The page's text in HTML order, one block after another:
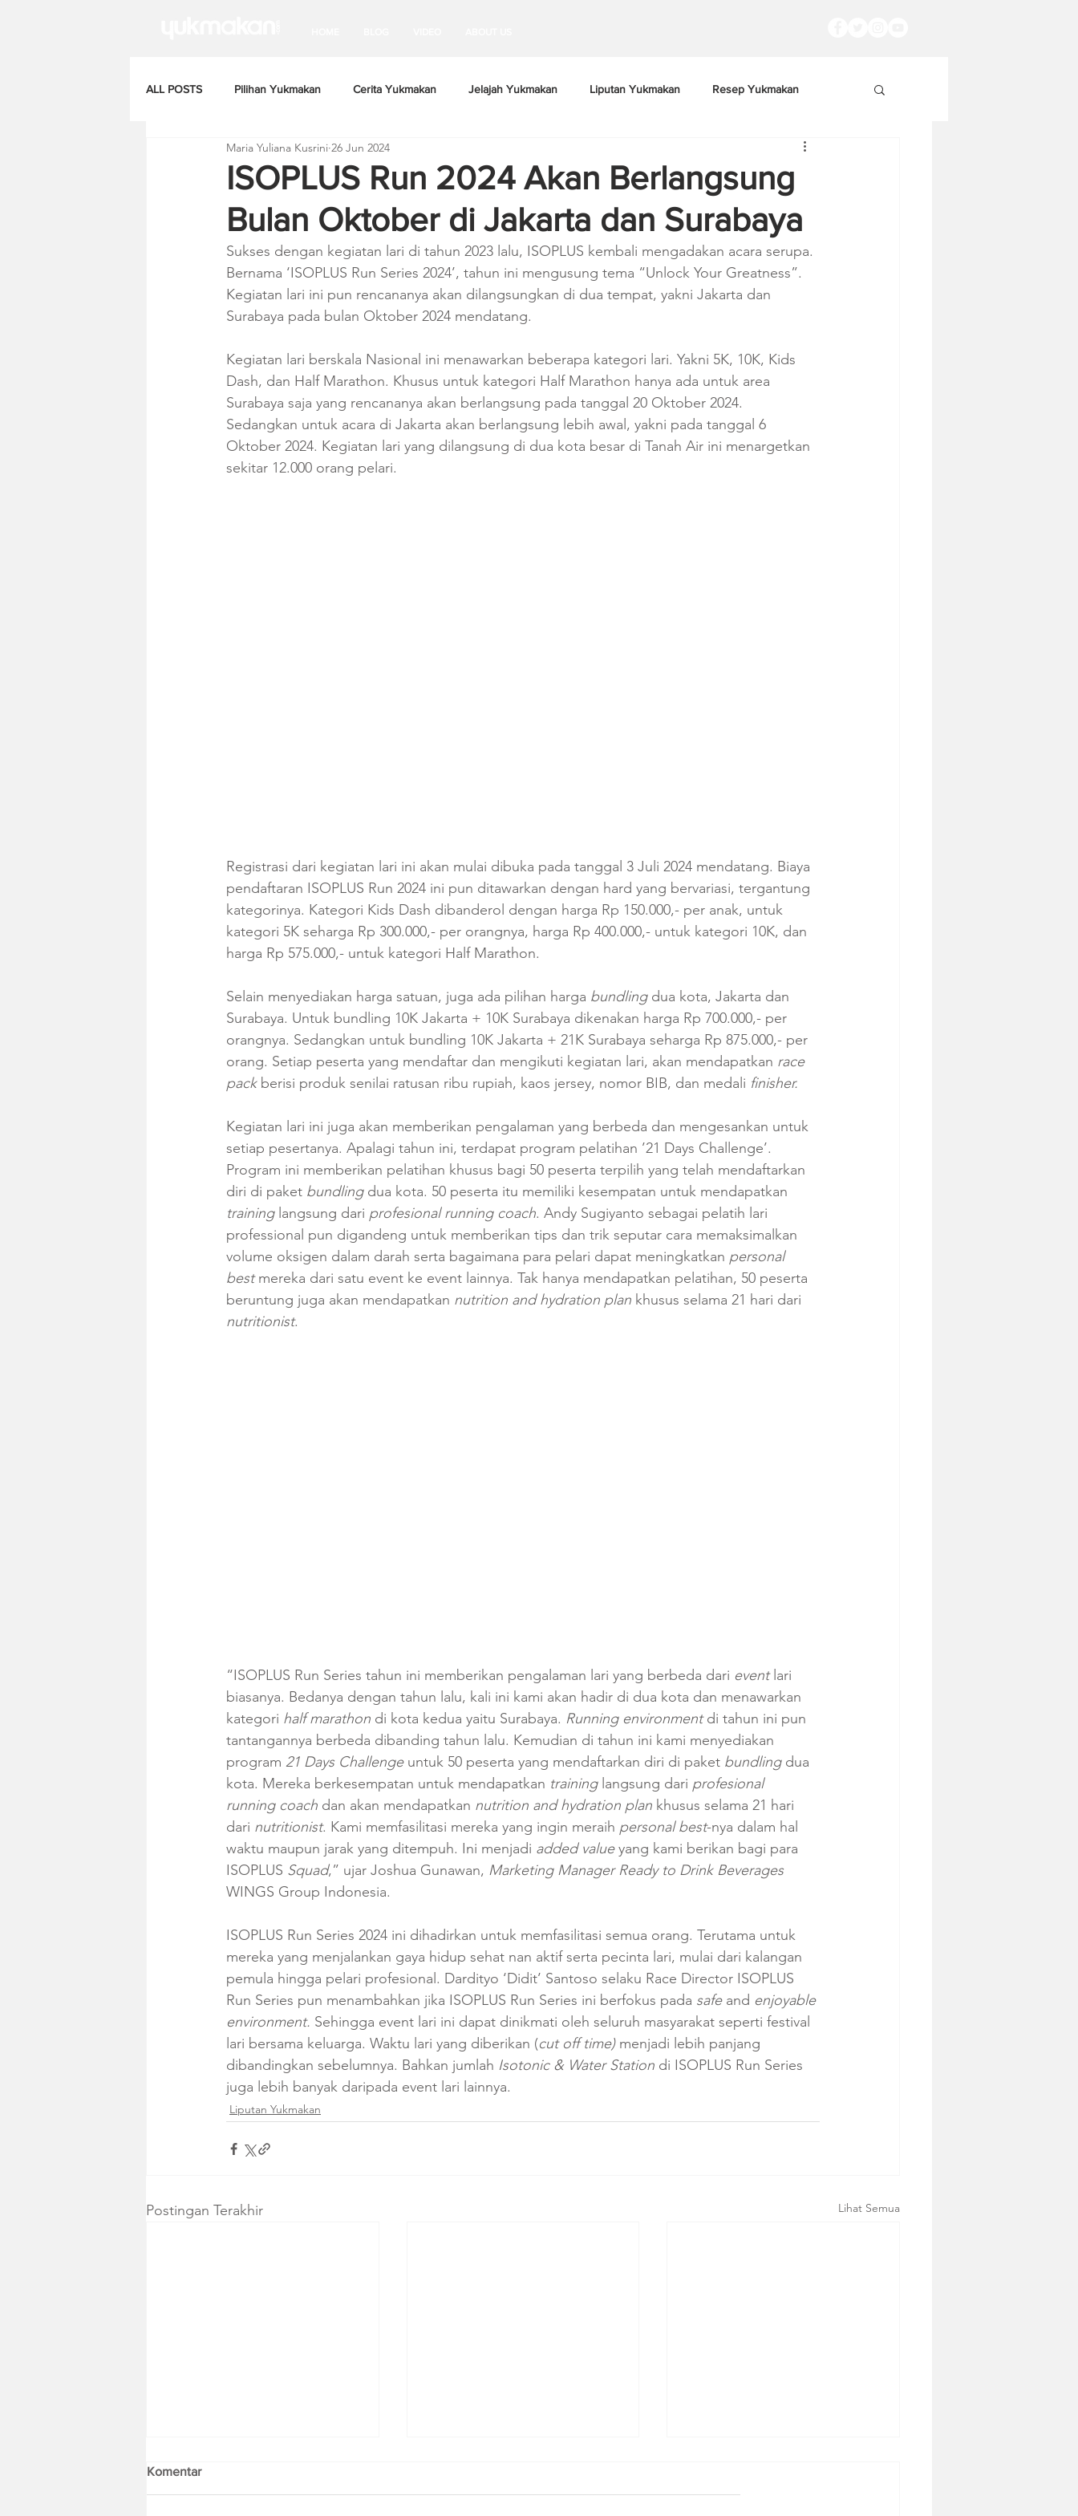
ALL POSTS Pilihan Yukmakan Cerita Yukmakan Jelajah Yukmakan Liputan Yukmakan Resep Yukmakan
ISOPLUS Run 2024 Akan Berlangsung
Bulan Oktober di Jakarta dan Surabaya
Maria Yuliana Kusrini 26 Jun 2024
Sukses dengan kegiatan lari di tahun 2023 lalu, ISOPLUS kembali mengadakan acara serupa.
Bernama ‘ISOPLUS Run Series 2024’, tahun ini mengusung tema “Unlock Your Greatness”.
Kegiatan lari ini pun rencananya akan dilangsungkan di dua tempat, yakni Jakarta dan
Surabaya pada bulan Oktober 2024 mendatang.
Kegiatan lari berskala Nasional ini menawarkan beberapa kategori lari. Yakni 5K, 10K, Kids
Dash, dan Half Marathon. Khusus untuk kategori Half Marathon hanya ada untuk area
Surabaya saja yang rencananya akan berlangsung pada tanggal 20 Oktober 2024.
Sedangkan untuk acara di Jakarta akan berlangsung lebih awal, yakni pada tanggal 6
Oktober 2024. Kegiatan lari yang dilangsung di dua kota besar di Tanah Air ini menargetkan
sekitar 12.000 orang pelari.
Registrasi dari kegiatan lari ini akan mulai dibuka pada tanggal 3 Juli 2024 mendatang. Biaya
pendaftaran ISOPLUS Run 2024 ini pun ditawarkan dengan hard yang bervariasi, tergantung
kategorinya. Kategori Kids Dash dibanderol dengan harga Rp 150.000,- per anak, untuk
kategori 5K seharga Rp 300.000,- per orangnya, harga Rp 400.000,- untuk kategori 10K, dan
harga Rp 575.000,- untuk kategori Half Marathon.
Selain menyediakan harga satuan, juga ada pilihan harga bundling dua kota, Jakarta dan
Surabaya. Untuk bundling 10K Jakarta + 10K Surabaya dikenakan harga Rp 700.000,- per
orangnya. Sedangkan untuk bundling 10K Jakarta + 21K Surabaya seharga Rp 875.000,- per
orang. Setiap peserta yang mendaftar dan mengikuti kegiatan lari, akan mendapatkan race
pack berisi produk senilai ratusan ribu rupiah, kaos jersey, nomor BIB, dan medali finisher.
Kegiatan lari ini juga akan memberikan pengalaman yang berbeda dan mengesankan untuk
setiap pesertanya. Apalagi tahun ini, terdapat program pelatihan ’21 Days Challenge’.
Program ini memberikan pelatihan khusus bagi 50 peserta terpilih yang telah mendaftarkan
diri di paket bundling dua kota. 50 peserta itu memiliki kesempatan untuk mendapatkan
training langsung dari profesional running coach. Andy Sugiyanto sebagai pelatih lari
professional pun digandeng untuk memberikan tips dan trik seputar cara memaksimalkan
volume oksigen dalam darah serta bagaimana para pelari dapat meningkatkan personal
best mereka dari satu event ke event lainnya. Tak hanya mendapatkan pelatihan, 50 peserta
beruntung juga akan mendapatkan nutrition and hydration plan khusus selama 21 hari dari
nutritionist.
“ISOPLUS Run Series tahun ini memberikan pengalaman lari yang berbeda dari event lari
biasanya. Bedanya dengan tahun lalu, kali ini kami akan hadir di dua kota dan menawarkan
kategori half marathon di kota kedua yaitu Surabaya. Running environment di tahun ini pun
tantangannya berbeda dibanding tahun lalu. Kemudian di tahun ini kami menyediakan
program 21 Days Challenge untuk 50 peserta yang mendaftarkan diri di paket bundling dua
kota. Mereka berkesempatan untuk mendapatkan training langsung dari profesional
running coach dan akan mendapatkan nutrition and hydration plan khusus selama 21 hari
dari nutritionist. Kami memfasilitasi mereka yang ingin meraih personal best-nya dalam hal
waktu maupun jarak yang ditempuh. Ini menjadi added value yang kami berikan bagi para
ISOPLUS Squad,” ujar Joshua Gunawan, Marketing Manager Ready to Drink Beverages
WINGS Group Indonesia.
ISOPLUS Run Series 2024 ini dihadirkan untuk memfasilitasi semua orang. Terutama untuk
mereka yang menjalankan gaya hidup sehat nan aktif serta pecinta lari, mulai dari kalangan
pemula hingga pelari profesional. Dardityo ‘Didit’ Santoso selaku Race Director ISOPLUS
Run Series pun menambahkan jika ISOPLUS Run Series ini berfokus pada safe and enjoyable
environment. Sehingga event lari ini dapat dinikmati oleh seluruh masyarakat seperti festival
lari bersama keluarga. Waktu lari yang diberikan (cut off time) menjadi lebih panjang
dibandingkan sebelumnya. Bahkan jumlah Isotonic & Water Station di ISOPLUS Run Series
juga lebih banyak daripada event lari lainnya.
Liputan Yukmakan
Postingan Terakhir Lihat Semua
Komentar